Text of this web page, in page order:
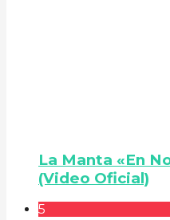
La Manta «En
(Video Oficial)
5